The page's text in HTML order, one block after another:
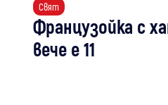
Свят
Французойка с
вече е 11